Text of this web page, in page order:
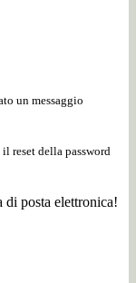
un messaggio
reset della password
di posta elettronica!